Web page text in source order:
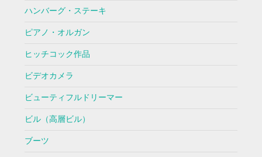
ハンバーグ・ステーキ
ピアノ・オルガン
ヒッチコック作品
ビデオカメラ
ビューティフルドリーマー
ビル（高層ビル）
ブーツ